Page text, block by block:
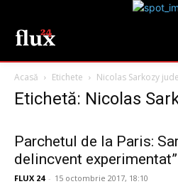
Acasă Etichete Nicolas Sarkozy
Etichetă: Nicolas
Parchetul de la Paris:
delincvent experimentat”
FLUX 24 - 15 octombrie 2017, 18:10